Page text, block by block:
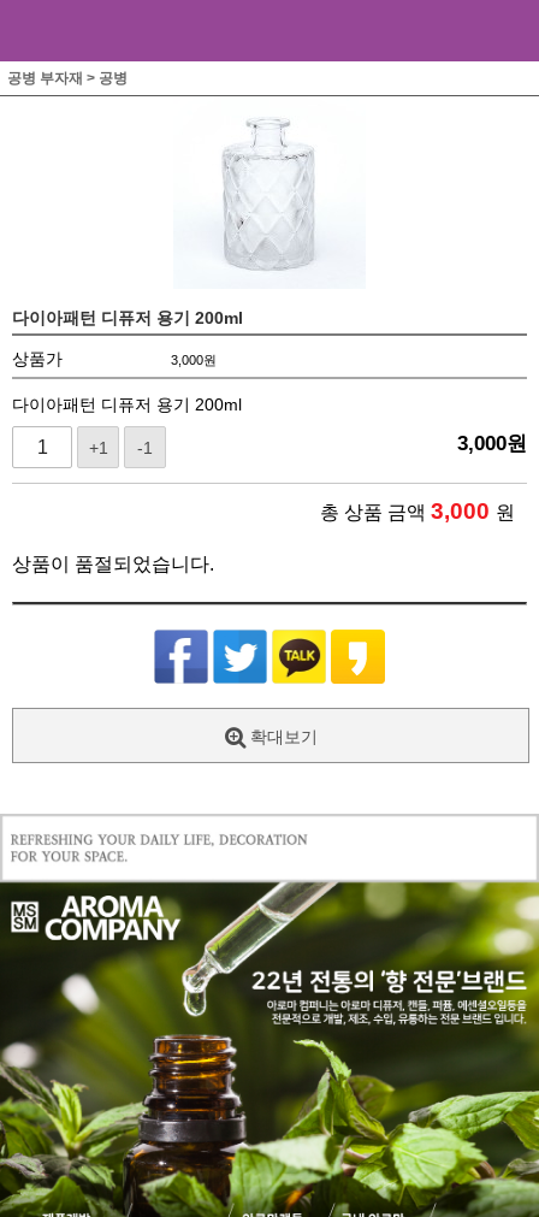
공병 부자재 > 공병
다이아패턴 디퓨저 용기 200ml
상품가 3,000원
다이아패턴 디퓨저 용기 200ml
+1 -1 3,000원
총 상품 금액 3,000 원
상품이 품절되었습니다.
확대보기